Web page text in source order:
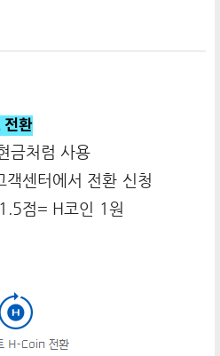
환
금처럼 사용
센터에서 전환 신청
점= H코인 1원